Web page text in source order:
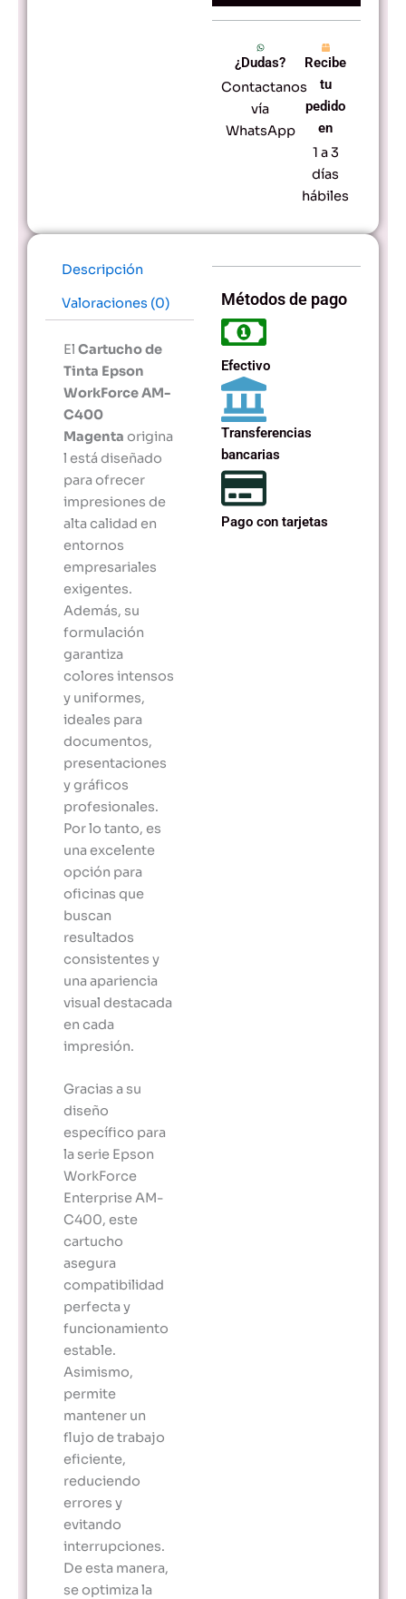
cantidad
¿Dudas?
Contactanos
vía
WhatsApp
Recibe
tu
pedido
en
1 a 3
días
hábiles
Descripción
Valoraciones (0)
El Cartucho de
Tinta Epson
WorkForce AM-
C400
Magenta origina
l está diseñado
para ofrecer
impresiones de
alta calidad en
entornos
empresariales
exigentes.
Además, su
formulación
garantiza
colores intensos
y uniformes,
ideales para
documentos,
presentaciones
y gráficos
profesionales.
Por lo tanto, es
una excelente
opción para
oficinas que
buscan
resultados
consistentes y
una apariencia
visual destacada
en cada
impresión.
Gracias a su
diseño
específico para
la serie Epson
WorkForce
Enterprise AM-
C400, este
cartucho
asegura
compatibilidad
perfecta y
funcionamiento
estable.
Asimismo,
permite
mantener un
flujo de trabajo
eficiente,
reduciendo
errores y
evitando
interrupciones.
De esta manera,
se optimiza la
Métodos de pago
Efectivo
Transferencias
bancarias
Pago con tarjetas